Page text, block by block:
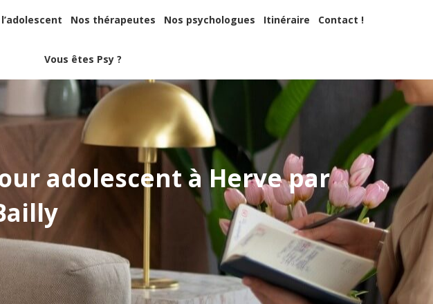
Nos thérapeutes Nos psychologues Itinéraire Contact !
Vous êtes Psy ?
adolescent à Herve par
l’adolescent Nos thérapeutes Nos psychologues Itinéraire Contact !
Vous êtes Psy ?